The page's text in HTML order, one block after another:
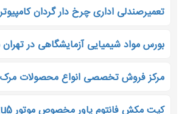
تعمیرصندلی اداری چرخ دار گردان
بورس مواد شیمیایی آزمایشگاهی در تهران
مرکز فروش تخصصی انواع محصولات مرک
کیت مکش فانتوم پاور مخصوص موتور tu5